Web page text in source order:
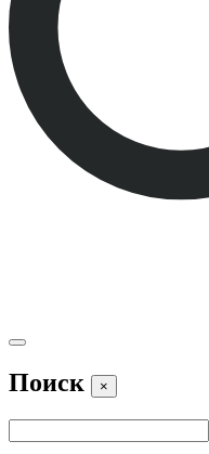
Поиск ×